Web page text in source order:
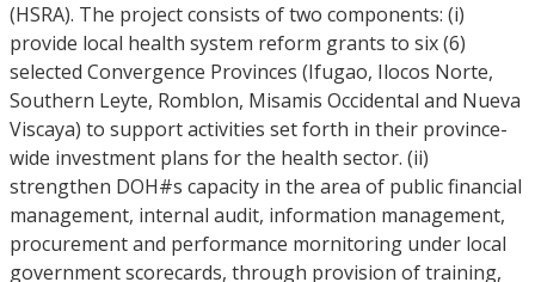
(HSRA). The project consists of two components: (i)
provide local health system reform grants to six (6)
selected Convergence Provinces (Ifugao, Ilocos Norte,
Southern Leyte, Romblon, Misamis Occidental and Nueva
Viscaya) to support activities set forth in their province-
wide investment plans for the health sector. (ii)
strengthen DOH#s capacity in the area of public financial
management, internal audit, information management,
procurement and performance mornitoring under local
government scorecards, through provision of training,